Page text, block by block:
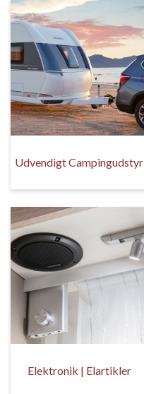
Udvendigt Campingudstyr
Elektronik | Elartikler